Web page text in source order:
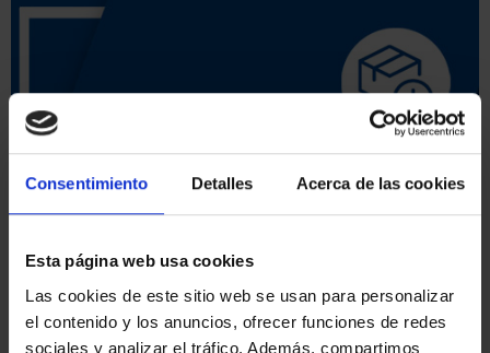
Consentimiento Detalles Acerca de las cookies
Esta página web usa cookies
Las cookies de este sitio web se usan para personalizar
el contenido y los anuncios, ofrecer funciones de redes
sociales y analizar el tráfico. Además, compartimos